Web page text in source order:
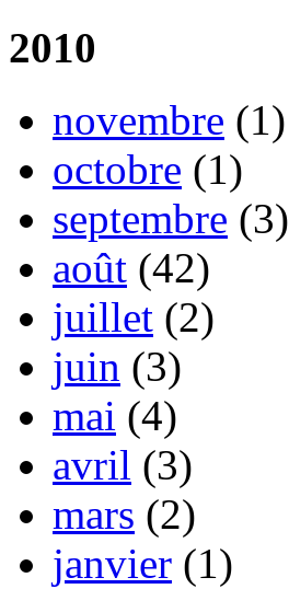
2010
novembre (1)
octobre (1)
septembre (3)
août (42)
juillet (2)
juin (3)
mai (4)
avril (3)
mars (2)
janvier (1)